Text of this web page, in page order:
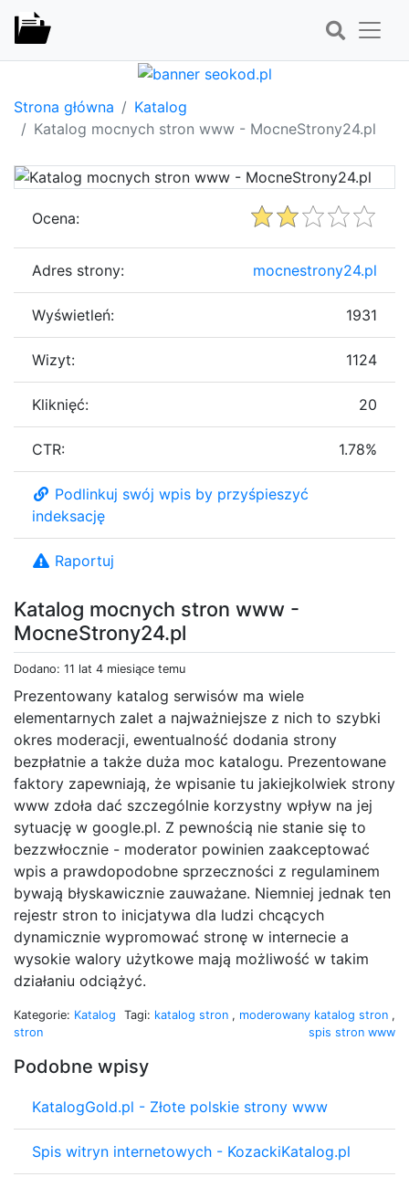
Strona główna
Katalog
Katalog mocnych stron www - MocneStrony24.pl
Katalog mocnych stron www -
MocneStrony24.pl
Dodano: 11 lat 4 miesiące temu
Prezentowany katalog serwisów ma wiele
elementarnych zalet a najważniejsze z nich to szybki
okres moderacji, ewentualność dodania strony
bezpłatnie a także duża moc katalogu. Prezentowane
faktory zapewniają, że wpisanie tu jakiejkolwiek strony
www zdoła dać szczególnie korzystny wpływ na jej
sytuację w google.pl. Z pewnością nie stanie się to
bezzwłocznie - moderator powinien zaakceptować
wpis a prawdopodobne sprzeczności z regulaminem
bywają błyskawicznie zauważane. Niemniej jednak ten
rejestr stron to inicjatywa dla ludzi chcących
dynamicznie wypromować stronę w internecie a
wysokie walory użytkowe mają możliwość w takim
działaniu odciążyć.
Kategorie: Katalog
stron
Tagi: katalog stron , moderowany katalog stron ,
spis stron www
Podobne wpisy
KatalogGold.pl - Złote polskie strony www
Spis witryn internetowych - KozackiKatalog.pl
Ocena:
Adres strony: mocnestrony24.pl
Wyświetleń: 1931
Wizyt: 1124
Kliknięć: 20
CTR: 1.78%
Podlinkuj swój wpis by przyśpieszyć
indeksację
Raportuj